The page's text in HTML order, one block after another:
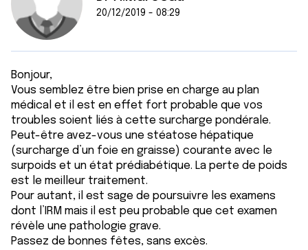
20/12/2019 - 08:29
Bonjour,
Vous semblez être bien prise en charge au plan
médical et il est en effet fort probable que vos
troubles soient liés à cette surcharge pondérale.
Peut-être avez-vous une stéatose hépatique
(surcharge d’un foie en graisse) courante avec le
surpoids et un état prédiabétique. La perte de poids
est le meilleur traitement.
Pour autant, il est sage de poursuivre les examens
dont l’IRM mais il est peu probable que cet examen
révèle une pathologie grave.
Passez de bonnes fêtes, sans excès.